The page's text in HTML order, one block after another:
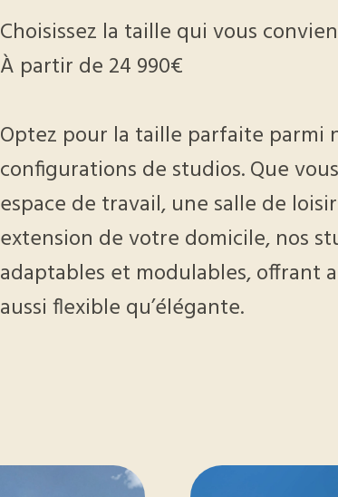
Choisissez la taille qui vous
À partir de 24 990€
Optez pour la taille parfaite parmi
configurations de studios. Que
espace de travail, une salle de
extension de votre domicile, nos
adaptables et modulables, offrant
aussi flexible qu’élégante.